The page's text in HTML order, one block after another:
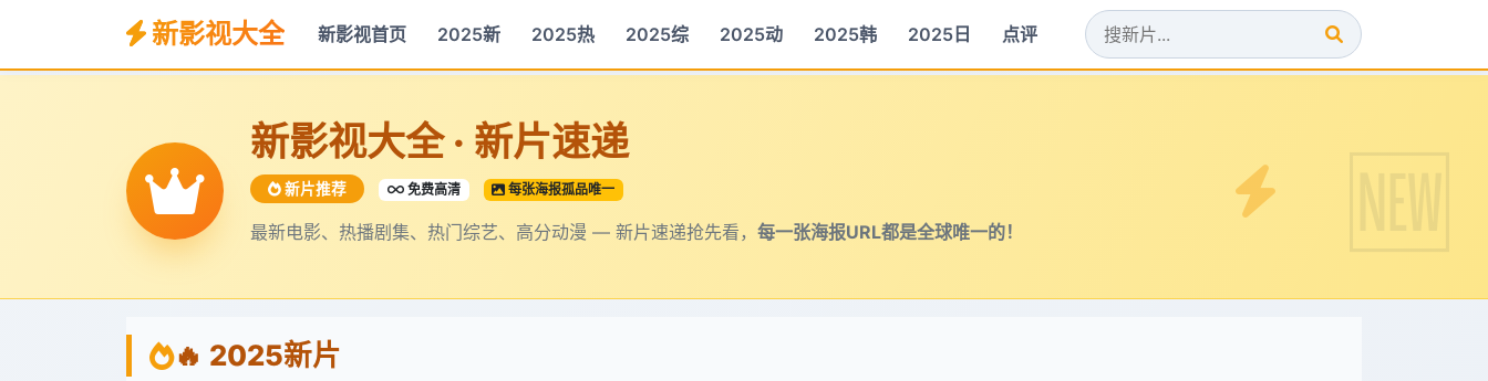
新影视大全 新影视首页 2025新 2025热 2025综 2025动 2025韩 2025日 点评
新影视大全 · 新片速递
新片推荐 免费高清 每张海报孤品唯一
最新电影、热播剧集、热门综艺、高分动漫 — 新片速递抢先看， 每一张海报URL都是全球唯一的！
🔥 2025新片